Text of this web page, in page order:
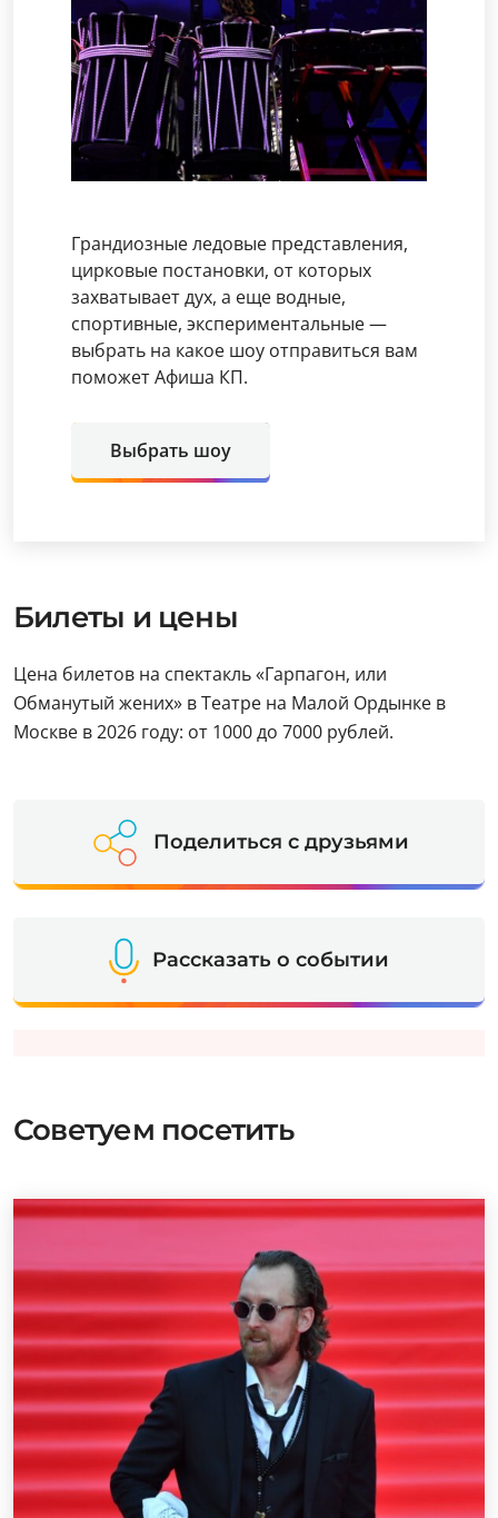
Грандиозные ледовые представления,
цирковые постановки, от которых
захватывает дух, а еще водные,
спортивные, экспериментальные —
выбрать на какое шоу отправиться вам
поможет Афиша КП.
Выбрать шоу
Билеты и цены
Цена билетов на спектакль «Гарпагон, или
Обманутый жених» в Театре на Малой Ордынке в
Москве в 2026 году: от 1000 до 7000 рублей.
Поделиться с друзьями
Рассказать о событии
Советуем посетить